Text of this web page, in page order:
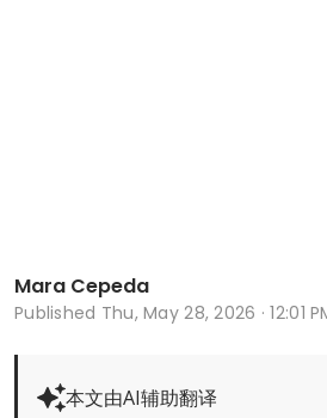
Mara Cepeda
Published Thu, May 28, 2026 · 12:01
本文由AI辅助翻译